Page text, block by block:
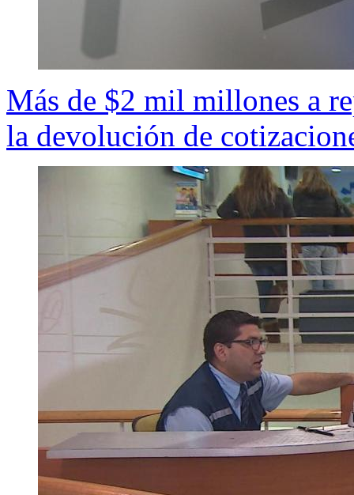
Más de $2 mil millones a
la devolución de